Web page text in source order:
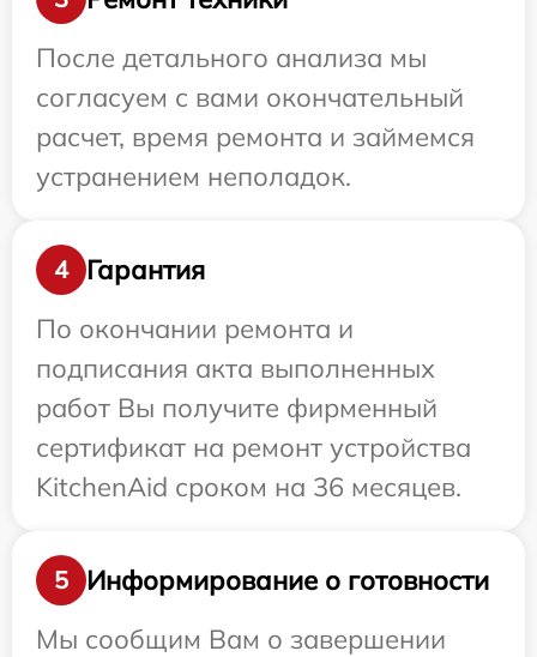
После детального анализа мы
согласуем с вами окончательный
расчет, время ремонта и займемся
устранением неполадок.
4
Гарантия
По окончании ремонта и
подписания акта выполненных
работ Вы получите фирменный
сертификат на ремонт устройства
KitchenAid сроком на 36 месяцев.
5
Информирование о готовности
Мы сообщим Вам о завершении